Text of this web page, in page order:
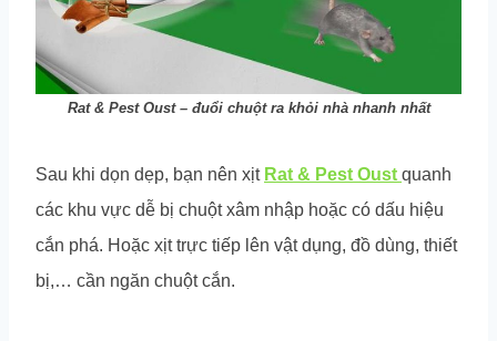
Rat & Pest Oust – đuổi chuột ra khỏi nhà nhanh nhất
Sau khi dọn dẹp, bạn nên xịt Rat & Pest Oust quanh
các khu vực dễ bị chuột xâm nhập hoặc có dấu hiệu
cắn phá. Hoặc xịt trực tiếp lên vật dụng, đồ dùng, thiết
bị,… cần ngăn chuột cắn.